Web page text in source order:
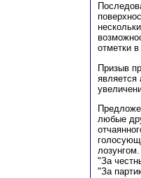
отметки
Призыв
любые
"За
"За